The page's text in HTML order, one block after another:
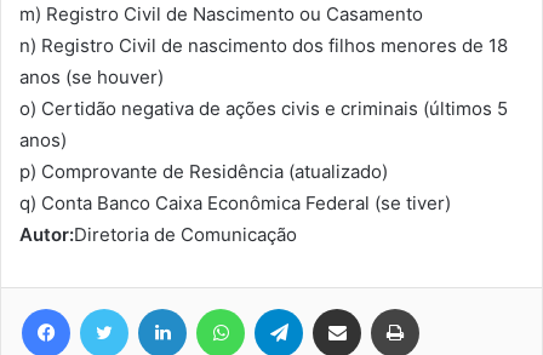
m) Registro Civil de Nascimento ou Casamento
n) Registro Civil de nascimento dos filhos menores de 18
anos (se houver)
o) Certidão negativa de ações civis e criminais (últimos 5
anos)
p) Comprovante de Residência (atualizado)
q) Conta Banco Caixa Econômica Federal (se tiver)
Autor:Diretoria de Comunicação
FacebookTwitter Linkedin WhatsAppTelegram Compartilhar via e-mail